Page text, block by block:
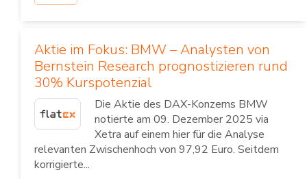
Aktie im Fokus: BMW – Analysten von
Bernstein Research prognostizieren rund
30% Kurspotenzial
Die Aktie des DAX-Konzerns BMW
notierte am 09. Dezember 2025 via
Xetra auf einem hier für die Analyse
relevanten Zwischenhoch von 97,92 Euro. Seitdem
korrigierte...